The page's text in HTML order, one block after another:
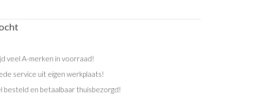
veel A-merken in voorraad!
service uit eigen werkplaats!
besteld en betaalbaar thuisbezorgd!